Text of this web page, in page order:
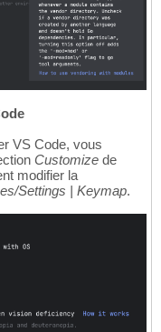
VS Code, vous
Customize de
modifier la
Settings | Keymap.